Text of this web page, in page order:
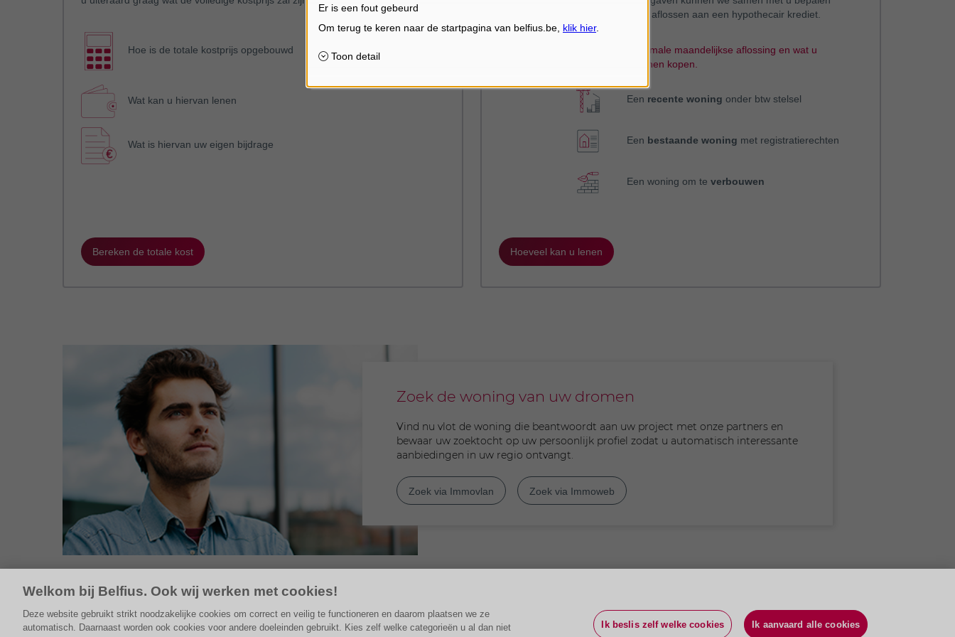
Hoe is de totale kostprijs opgebouwd
Wat kan u hiervan lenen
Wat is hiervan uw eigen bijdrage
Bereken de totale kost
hoeveel u elke maand kan, of wil, aflossen aan een hypothecair krediet.
Bereken uw maximale maandelijkse aflossing en wat u
hiermee zou kunnen kopen.
Een recente woning onder btw stelsel
Een bestaande woning met registratierechten
Een woning om te verbouwen
Hoeveel kan u lenen
Zoek de woning van uw dromen
Vind nu vlot de woning die beantwoordt aan uw project met onze partners en
bewaar uw zoektocht op uw persoonlijk profiel zodat u automatisch interessante
aanbiedingen in uw regio ontvangt.
Zoek via Immovlan Zoek via Immoweb
Welkom bij Belfius. Ook wij werken met cookies!
Deze website gebruikt strikt noodzakelijke cookies om correct en veilig te functioneren en daarom plaatsen we ze
automatisch. Daarnaast worden ook cookies voor andere doeleinden gebruikt. Kies zelf welke categorieën u al dan niet
Ik beslis zelf welke cookies Ik aanvaard alle cookies
Er is een fout gebeurd